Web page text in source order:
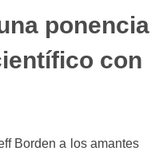
ponencia
con
Borden a los amantes